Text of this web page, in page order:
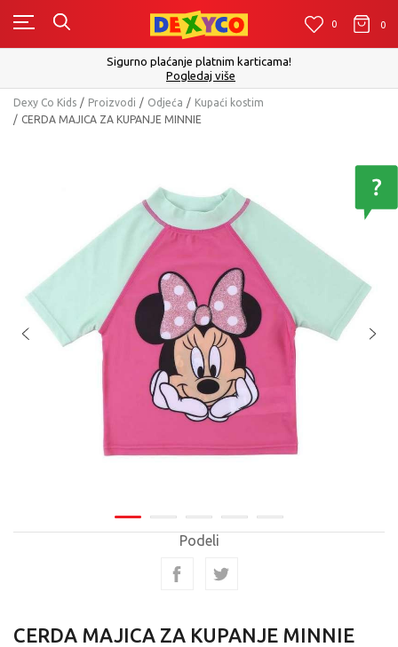
0 0
plaćanje platnim karticama!
Dexy Co Kids Proizvodi Odjeća
Kupaći kostim
CERDA MAJICA ZA KUPANJE MINNIE
Podeli
CERDA MAJICA ZA KUPANJE MINNIE